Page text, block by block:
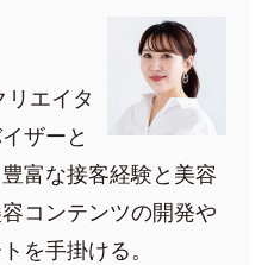
エイタ
ザーと
富な接客経験と美容
コンテンツの開発や
を手掛ける。